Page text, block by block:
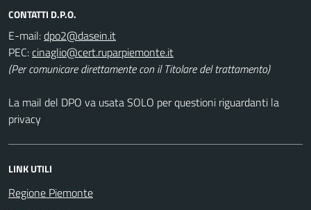
CONTATTI D.P.O.
E-mail:
PEC:
(Per comunicare direttamente con il Titolare del trattamento)
La mail del DPO va usata SOLO per questioni riguardanti la
privacy
LINK UTILI
Regione Piemonte